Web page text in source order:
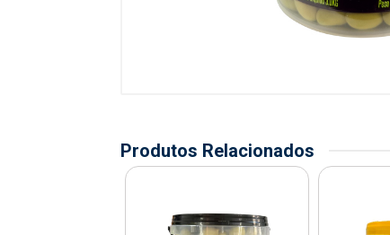
Produtos Relacionados